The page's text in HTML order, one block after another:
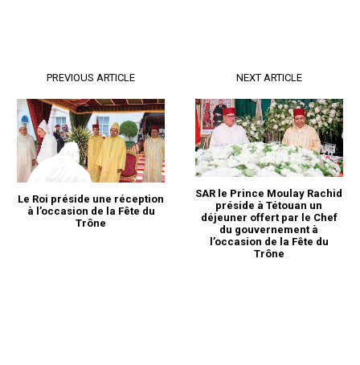
PREVIOUS ARTICLE
Le Roi préside une réception
à l’occasion de la Fête du
Trône
NEXT ARTICLE
SAR le Prince Moulay Rachid
préside à Tétouan un
déjeuner offert par le Chef
du gouvernement à
l’occasion de la Fête du
Trône